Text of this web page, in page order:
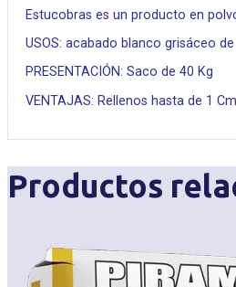
Estucobras es un producto en
USOS: acabado blanco grisáceo
PRESENTACIÓN: Saco de 40 Kg
VENTAJAS: Rellenos hasta de 1
Productos